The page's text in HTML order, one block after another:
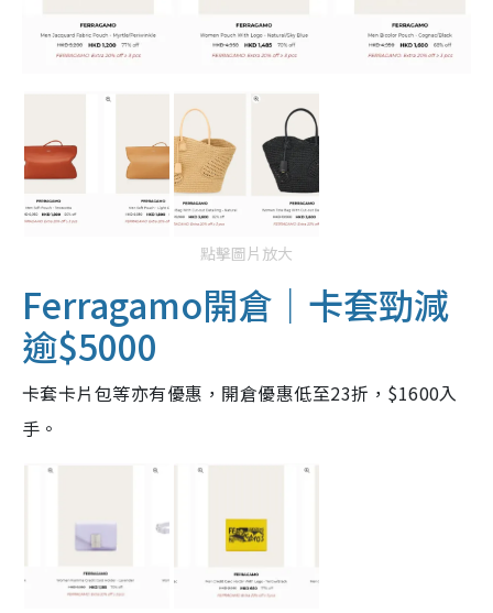
點擊圖片放大
Ferragamo開倉｜卡套勁減
逾$5000
卡套卡片包等亦有優惠，開倉優惠低至23折，$1600入
手。